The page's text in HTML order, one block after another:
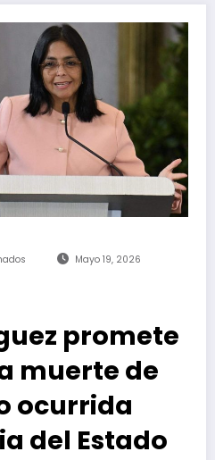
Mayo 19, 2026
promete
muerte de
ocurrida
del Estado